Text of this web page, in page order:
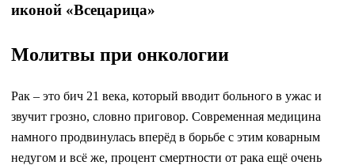
иконой «Всецарица»
Молитвы при онкологии
Рак – это бич 21 века, который вводит больного в ужас и
звучит грозно, словно приговор. Современная медицина
намного продвинулась вперёд в борьбе с этим коварным
недугом и всё же, процент смертности от рака ещё очень